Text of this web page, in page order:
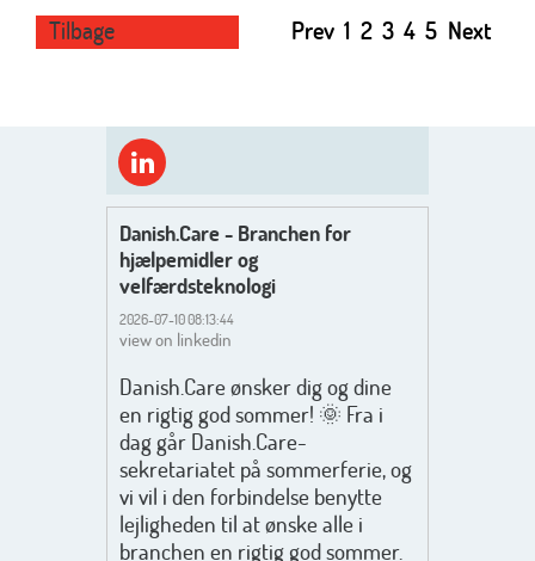
Tilbage Prev 1 2 3 4 5 Next
Danish.Care - Branchen for
hjælpemidler og
velfærdsteknologi
2026-07-10 08:13:44
view on linkedin
Danish.Care ønsker dig og dine
en rigtig god sommer! 🌞 Fra i
dag går Danish.Care-
sekretariatet på sommerferie, og
vi vil i den forbindelse benytte
lejligheden til at ønske alle i
branchen en rigtig god sommer.